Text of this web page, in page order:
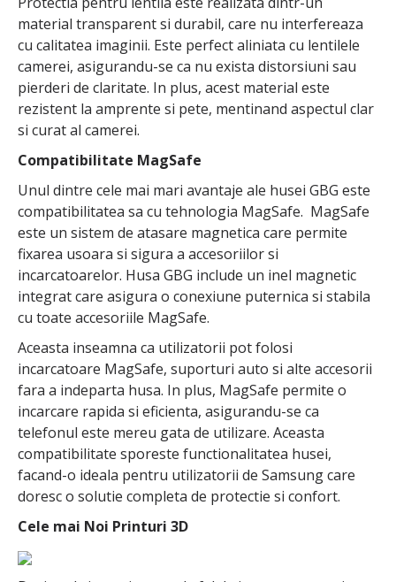
material transparent si durabil, care nu interfereaza
cu calitatea imaginii. Este perfect aliniata cu lentilele
camerei, asigurandu-se ca nu exista distorsiuni sau
pierderi de claritate. In plus, acest material este
rezistent la amprente si pete, mentinand aspectul clar
si curat al camerei.
Compatibilitate MagSafe
Unul dintre cele mai mari avantaje ale husei GBG este
compatibilitatea sa cu tehnologia MagSafe. MagSafe
este un sistem de atasare magnetica care permite
fixarea usoara si sigura a accesoriilor si
incarcatoarelor. Husa GBG include un inel magnetic
integrat care asigura o conexiune puternica si stabila
cu toate accesoriile MagSafe.
Aceasta inseamna ca utilizatorii pot folosi
incarcatoare MagSafe, suporturi auto si alte accesorii
fara a indeparta husa. In plus, MagSafe permite o
incarcare rapida si eficienta, asigurandu-se ca
telefonul este mereu gata de utilizare. Aceasta
compatibilitate sporeste functionalitatea husei,
facand-o ideala pentru utilizatorii de Samsung care
doresc o solutie completa de protectie si confort.
Cele mai Noi Printuri 3D